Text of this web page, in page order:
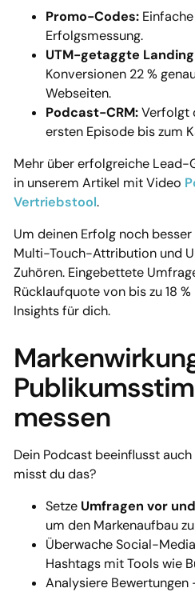
Promo-Codes:
Erfolgsmessung.
UTM-getaggte Landing
Konversionen 22 %
Webseiten.
Podcast-CRM:Verfolgt
ersten Episode bis zum
Mehr über erfolgreiche Lead-
in unserem Artikel mit Video
Vertriebstool.
Um deinen Erfolg noch
Multi-Touch-Attribution und
Zuhören. Eingebettete
Rücklaufquote von bis zu 18
Insights für dich.
messen
Dein Podcast beeinflusst
misst du das?
Setze Umfragen vor
um den Markenaufbau
Überwache Social-
Hashtags mit Tools wie
Analysiere